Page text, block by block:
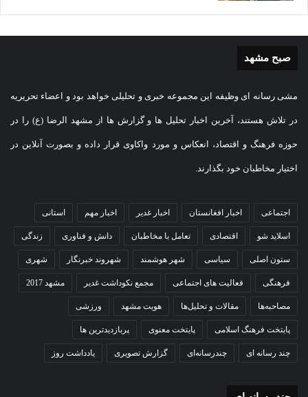
صبح مشهد
مشی رسانه ای وظیفه این مجموعه خبری و تحلیلی خواهد بود و اعضاء تحریریه
در تلاش هستند، آخرین اخبار تحلیل ها و گزارش ها از مشهد الرضا (ع) را در
حوزه فرهنگ و اقتصاد، انعکاس و مورد واکاوی قرار داده و بصورت آنلاین در
اختیار مخاطبان خود بگذارند.
اجتماعی اخبار افغانستان اخبار غدیر اخبار مهم استانی
اسلاید شو اقتصادی تعامل با مخاطبان دانش و فناوری زندگی
ستون اصلی سیاسی شهر هوشمند شهروند خبرنگار شهری
فرهنگی فعالیت های اجتماعی مجمع نکوداشت غدیر مشهد 2017
مصاحبه‌ها مقالات و تحلیل‌ها هویت مشهد ورزشی
پایتخت فرهنگ اسلامی پایتخت معنوی پربازدیدترین ها
چند رسانه ای چندرسانه‌ای گزارش تصویری یادداشت روز